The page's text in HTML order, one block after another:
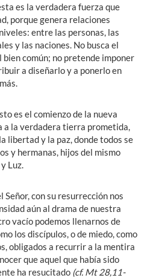
es la verdadera fuerza que
porque genera relaciones
entre las personas, las
y las naciones. No busca el
común; no pretende imponer
a diseñarlo y a ponerlo en
es el comienzo de la nueva
a la verdadera tierra prometida,
libertad y la paz, donde todos se
y hermanas, hijos del mismo
Luz.
Señor, con su resurrección nos
aún al drama de nuestra
vacío podemos llenarnos de
los discípulos, o de miedo, como
obligados a recurrir a la mentira
que aquel que había sido
ha resucitado (cf. Mt 28,11-